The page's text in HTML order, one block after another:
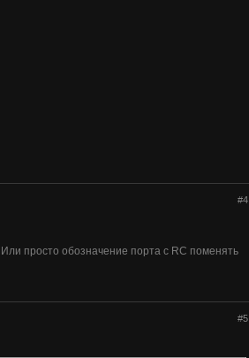
#4
просто обозначение порта с RC поменять
#5